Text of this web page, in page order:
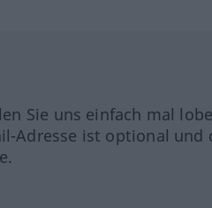
Sie uns einfach mal
Adresse ist optional und